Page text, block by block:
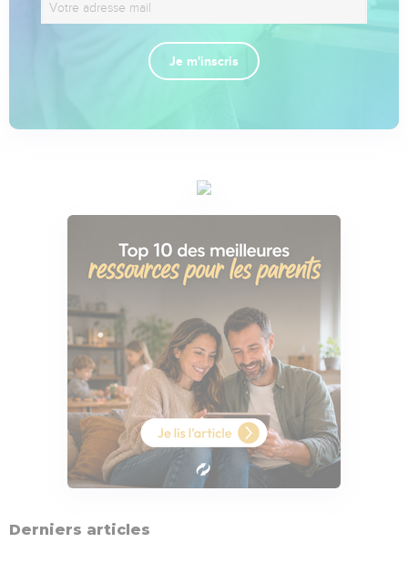
Je m'inscris
Derniers articles